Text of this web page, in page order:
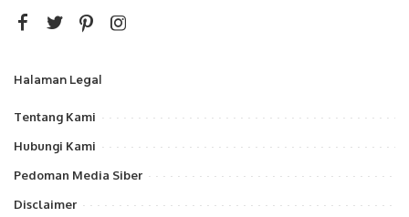
Halaman Legal
Tentang Kami
Hubungi Kami
Pedoman Media Siber
Disclaimer